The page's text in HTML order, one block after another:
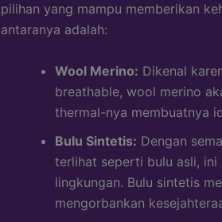
pilihan yang mampu memberikan
antaranya adalah:
Wool Merino: Dikenal
breathable, wool merino
thermal-nya membuatnya
Bulu Sintetis: Dengan
terlihat seperti bulu asli,
lingkungan. Bulu sintetis
mengorbankan